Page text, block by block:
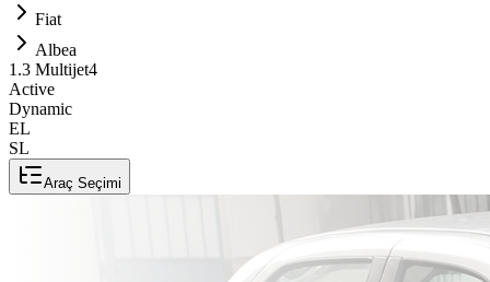
Fiat
Albea
1.3 Multijet4
Active
Dynamic
EL
SL
Araç Seçimi